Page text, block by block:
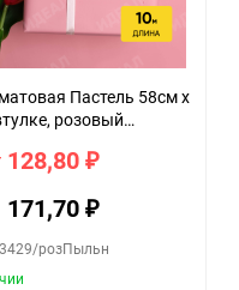
58см х
розовый
128,80 ₽
171,70 ₽
розПыльн